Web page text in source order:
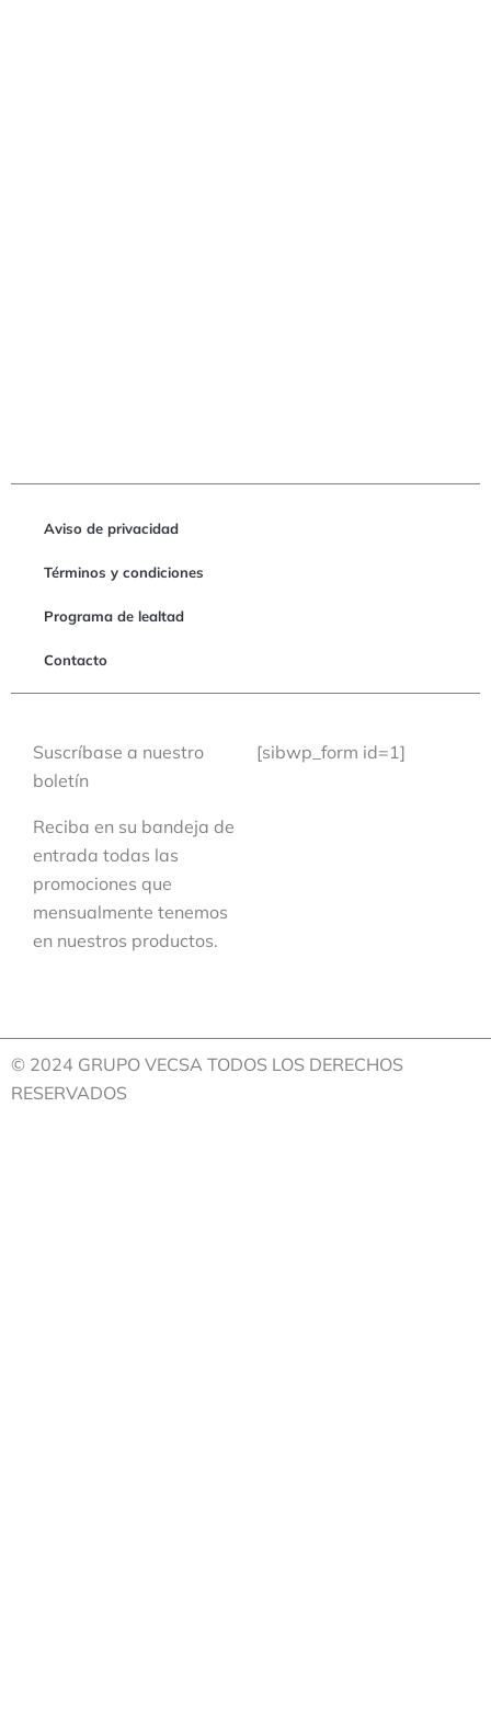
Aviso de privacidad
Términos y condiciones
Programa de lealtad
Contacto
Suscríbase a nuestro
boletín
Reciba en su bandeja de
entrada todas las
promociones que
mensualmente tenemos
en nuestros productos.
[sibwp_form id=1]
© 2024 GRUPO VECSA TODOS LOS DERECHOS
RESERVADOS